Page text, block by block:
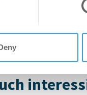
you’ve provided to
Sie sich jetzt